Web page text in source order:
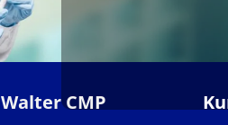
Walter CMP